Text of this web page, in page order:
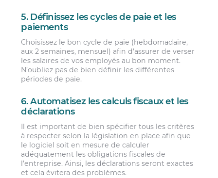
5. Définissez les cycles de paie et les
paiements
Choisissez le bon cycle de paie (hebdomadaire,
aux 2 semaines, mensuel) afin d’assurer de verser
les salaires de vos employés au bon moment.
N’oubliez pas de bien définir les différentes
périodes de paie.
6. Automatisez les calculs fiscaux et les
déclarations
Il est important de bien spécifier tous les critères
à respecter selon la législation en place afin que
le logiciel soit en mesure de calculer
adéquatement les obligations fiscales de
l’entreprise. Ainsi, les déclarations seront exactes
et cela évitera des problèmes.